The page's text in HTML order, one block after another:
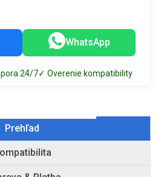
WhatsApp
24/7✓ Overenie kompatibility
Prehľad